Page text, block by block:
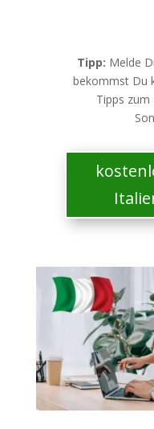
Tipp: Melde
bekommst Du
Tipps zum